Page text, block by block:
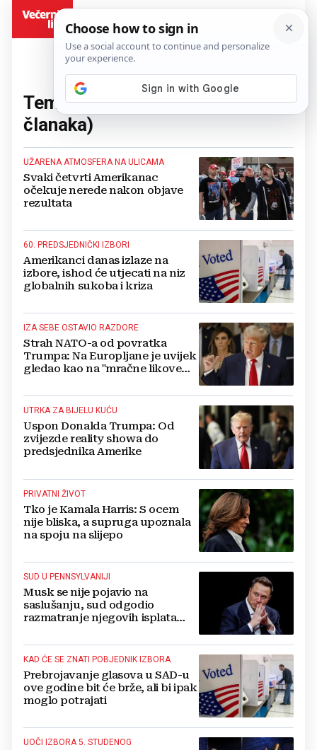
Tema:izbori u Americi(24
članaka)
UŽARENA ATMOSFERA NA ULICAMA
Svaki četvrti Amerikanac
očekuje nerede nakon objave
rezultata
60. PREDSJEDNIČKI IZBORI
Amerikanci danas izlaze na
izbore, ishod će utjecati na niz
globalnih sukoba i kriza
IZA SEBE OSTAVIO RAZDORE
Strah NATO-a od povratka
Trumpa: Na Europljane je uvijek
gledao kao na "mračne likove
UTRKA ZA BIJELU KUĆU
Uspon Donalda Trumpa: Od
zvijezde reality showa do
predsjednika Amerike
PRIVATNI ŽIVOT
Tko je Kamala Harris: S ocem
nije bliska, a supruga upoznala
na spoju na slijepo
SUD U PENNSYLVANIJI
Musk se nije pojavio na
saslušanju, sud odgodio
razmatranje njegovih isplata
KAD ĆE SE ZNATI POBJEDNIK IZBORA
Prebrojavanje glasova u SAD-u
ove godine bit će brže, ali bi ipak
moglo potrajati
UOČI IZBORA 5. STUDENOG